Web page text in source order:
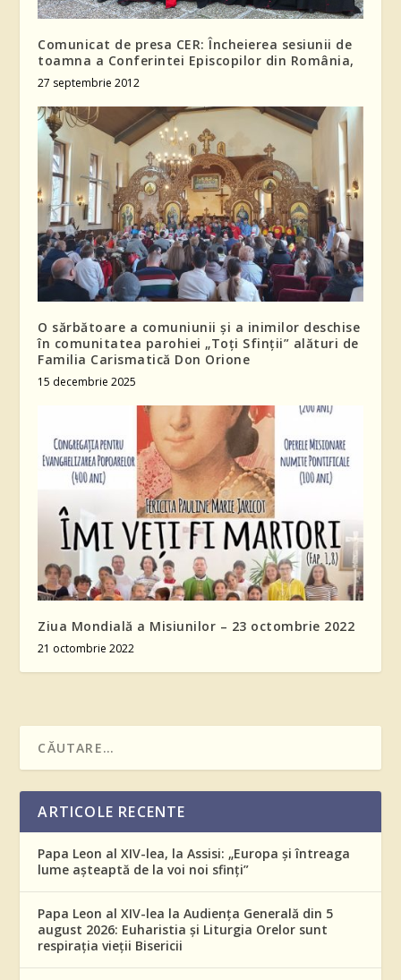
Comunicat de presa CER: Încheierea sesiunii de
toamna a Conferintei Episcopilor din România,
27 septembrie 2012
O sărbătoare a comuniunii și a inimilor deschise
în comunitatea parohiei „Toți Sfinții” alături de
Familia Carismatică Don Orione
15 decembrie 2025
Ziua Mondială a Misiunilor – 23 octombrie 2022
21 octombrie 2022
ARTICOLE RECENTE
Papa Leon al XIV-lea, la Assisi: „Europa și întreaga
lume așteaptă de la voi noi sfinți”
Papa Leon al XIV-lea la Audiența Generală din 5
august 2026: Euharistia și Liturgia Orelor sunt
respirația vieții Bisericii